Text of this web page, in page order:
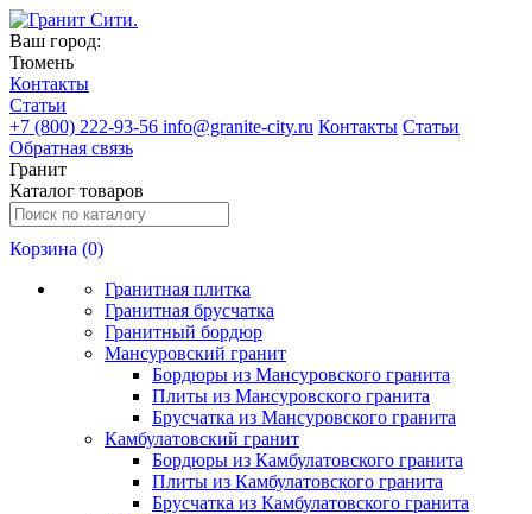
Ваш город:
Тюмень
Контакты
Статьи
+7 (800) 222-93-56 info@granite-city.ru Контакты Статьи
Обратная связь
Гранит
Каталог товаров
Корзина (0)
Гранитная плитка
Гранитная брусчатка
Гранитный бордюр
Мансуровский гранит
Бордюры из Мансуровского гранита
Плиты из Мансуровского гранита
Брусчатка из Мансуровского гранита
Камбулатовский гранит
Бордюры из Камбулатовского гранита
Плиты из Камбулатовского гранита
Брусчатка из Камбулатовского гранита